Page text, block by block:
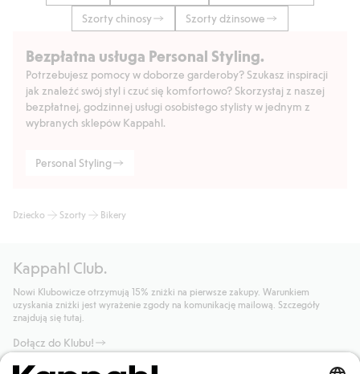
Szorty chinosy
Szorty dżinsowe
Bezpłatna usługa Personal Styling.
Potrzebujesz pomocy w doborze garderoby? Szukasz inspiracji
jak znaleźć swój styl i czuć się komfortowo? Skorzystaj z naszej
bezpłatnej, godzinnej usługi osobistego stylisty w jednym z
wybranych sklepów Kappahl.
Personal Styling
Dziecko Szorty Bikery
Kappahl Club.
Nowi Klubowicze otrzymują 15% zniżki na pierwsze zakupy. Warunkiem
uzyskania zniżki jest wyrażenie zgody na komunikację mailową. Szczegóły
znajdują się tutaj.
Dołącz do Klubu!